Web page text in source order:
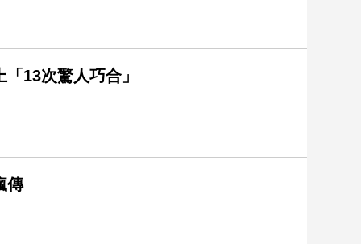
13次驚人巧合」
傳